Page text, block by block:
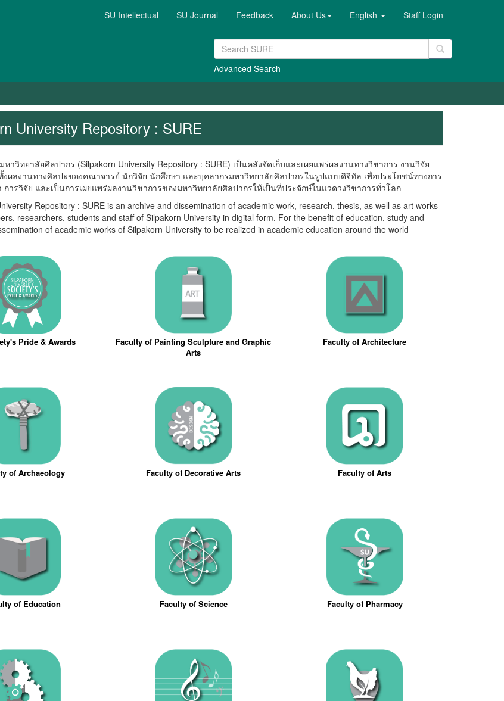
SU Intellectual SU Journal Feedback About Us English Staff Login
Advanced Search
University Repository : SURE
ยาลัยศิลปากร (Silpakorn University Repository : SURE) เป็นคลังจัดเก็บและเผยแพร่ผลงานทางวิชาการ งานวิจัย
ผลงานทางศิลปะของคณาจารย์ นักวิจัย นักศึกษา และบุคลากรมหาวิทยาลัยศิลปากรในรูปแบบดิจิทัล เพื่อประโยชน์ทางการ
ารวิจัย และเป็นการเผยแพร่ผลงานวิชาการของมหาวิทยาลัยศิลปากรให้เป็นที่ประจักษ์ในแวดวงวิชาการทั่วโลก
Repository : SURE is an archive and dissemination of academic work, research, thesis, as well as art works
researchers, students and staff of Silpakorn University in digital form. For the benefit of education, study and
of academic works of Silpakorn University to be realized in academic education around the world
Pride & Awards
Faculty of Painting Sculpture and Graphic
Arts
Faculty of Architecture
of Archaeology Faculty of Decorative Arts Faculty of Arts
of Education Faculty of Science Faculty of Pharmacy